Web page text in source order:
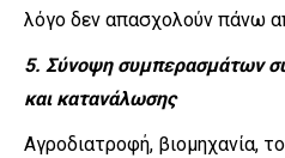
λόγο δεν απασχολούν πάνω
5. Σύνοψη συμπερασμάτων
και κατανάλωσης
Αγροδιατροφή, βιομηχανία,